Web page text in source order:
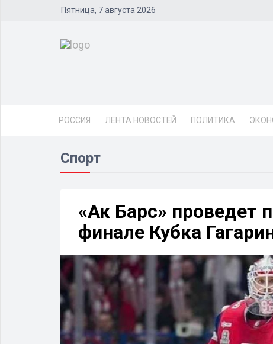
Пятница, 7 августа 2026
РОССИЯ ЛЕНТА НОВОСТЕЙ ПОЛИТИКА
Спорт
«Ак Барс» проведет
финале Кубка